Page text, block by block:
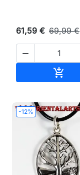
61,59 € 69,99 €


-12%